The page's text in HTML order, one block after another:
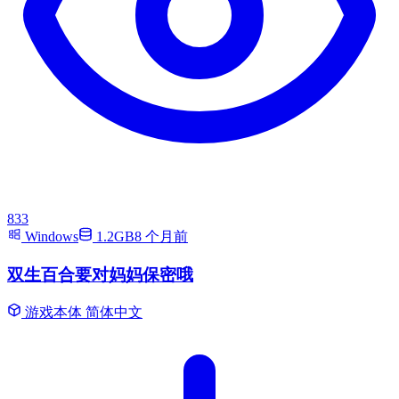
833
Windows
1.2GB8 个月前
双生百合要对妈妈保密哦
游戏本体 简体中文